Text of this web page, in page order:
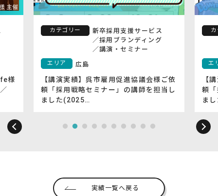
様
カテゴリー
新卒採用支援サービス
／採用ブランディング
／講演・セミナー
エリア 広島
【講演実績】呉市雇用促進協議会様ご依
頼「採用戦略セミナー」の講師を担当し
ました(2025…
エ
【
頼
ま
実績一覧へ戻る